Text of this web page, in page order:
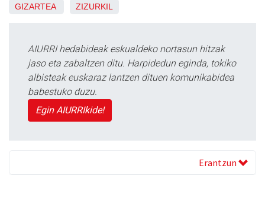
GIZARTEA ZIZURKIL
AIURRI hedabideak eskualdeko nortasun hitzak
jaso eta zabaltzen ditu. Harpidedun eginda, tokiko
albisteak euskaraz lantzen dituen komunikabidea
babestuko duzu.
Egin AIURRIkide!
Erantzun